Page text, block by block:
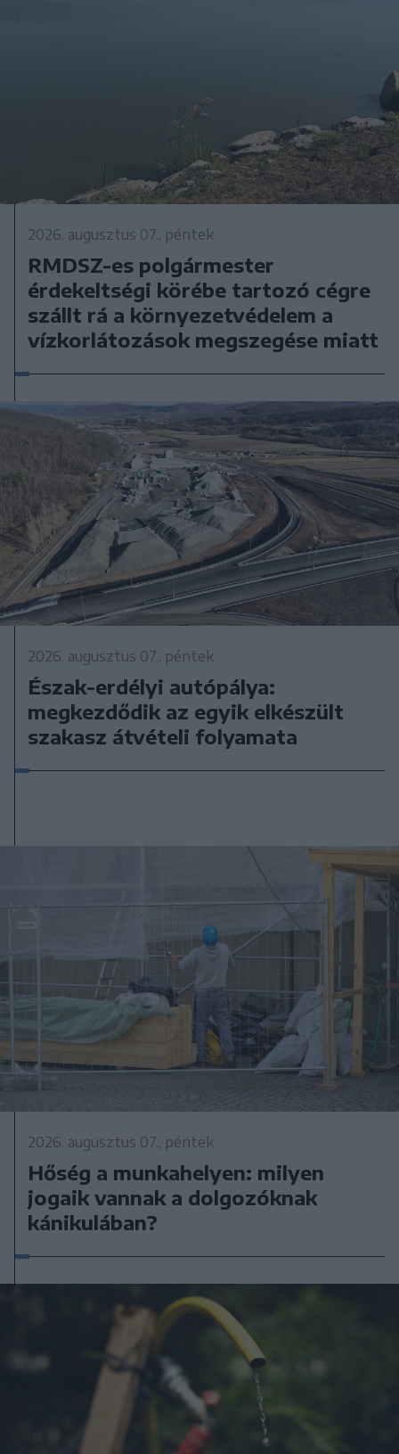
2026. augusztus 07., péntek
RMDSZ-es polgármester
érdekeltségi körébe tartozó cégre
szállt rá a környezetvédelem a
vízkorlátozások megszegése miatt
2026. augusztus 07., péntek
Észak-erdélyi autópálya:
megkezdődik az egyik elkészült
szakasz átvételi folyamata
2026. augusztus 07., péntek
Hőség a munkahelyen: milyen
jogaik vannak a dolgozóknak
kánikulában?